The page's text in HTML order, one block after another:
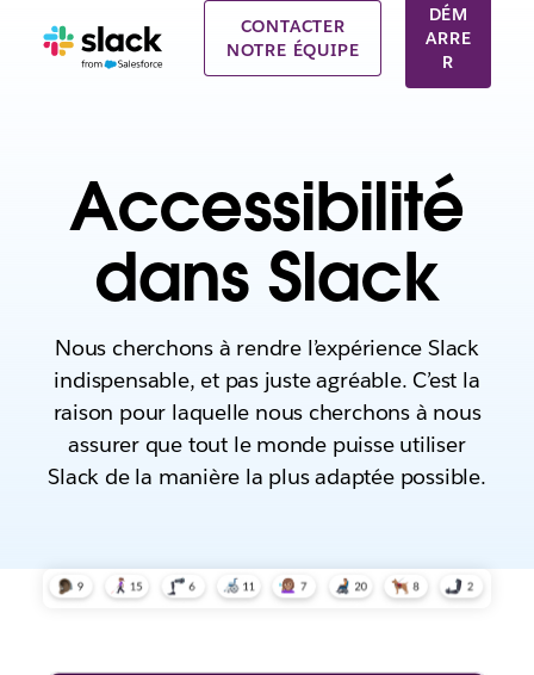
CONTACTER
NOTRE ÉQUIPE
DÉM
ARRE
R
Accessibilité
dans Slack
Nous cherchons à rendre l’expérience Slack
indispensable, et pas juste agréable. C’est la
raison pour laquelle nous cherchons à nous
assurer que tout le monde puisse utiliser
Slack de la manière la plus adaptée possible.